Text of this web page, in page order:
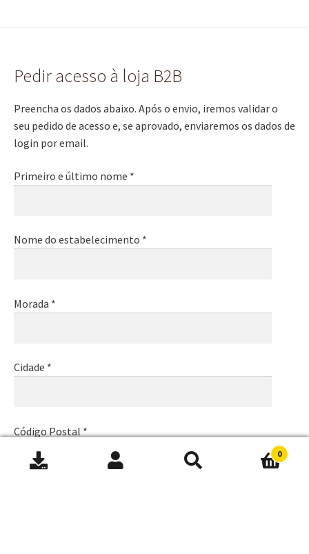
Pesquisar
Pesquisa
0
Pedir acesso à loja B2B
Preencha os dados abaixo. Após o envio, iremos validar o
seu pedido de acesso e, se aprovado, enviaremos os dados de
login por email.
Primeiro e último nome *
Nome do estabelecimento *
Morada *
Cidade *
Código Postal *